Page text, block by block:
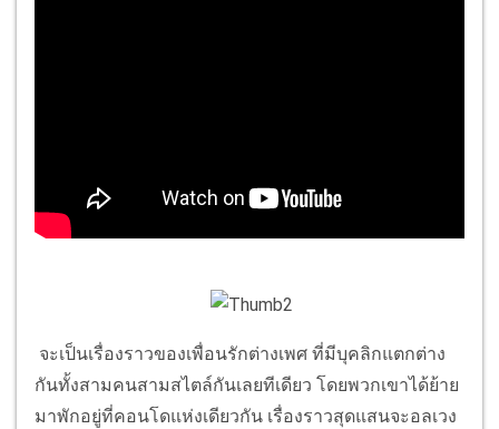
จะเป็นเรื่องราวของเพื่อนรักต่างเพศ ที่มีบุคลิกแตกต่าง
กันทั้งสามคนสามสไตล์กันเลยทีเดียว โดยพวกเขาได้ย้าย
มาพักอยู่ที่คอนโดแห่งเดียวกัน เรื่องราวสุดแสนจะอลเวง